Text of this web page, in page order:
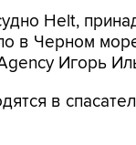
Helt,
в Черном
Игорь
в